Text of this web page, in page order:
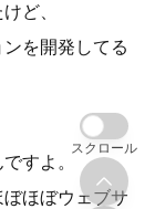
ど、
を開発してる
すよ。
ほぼウェブサ
スクロール